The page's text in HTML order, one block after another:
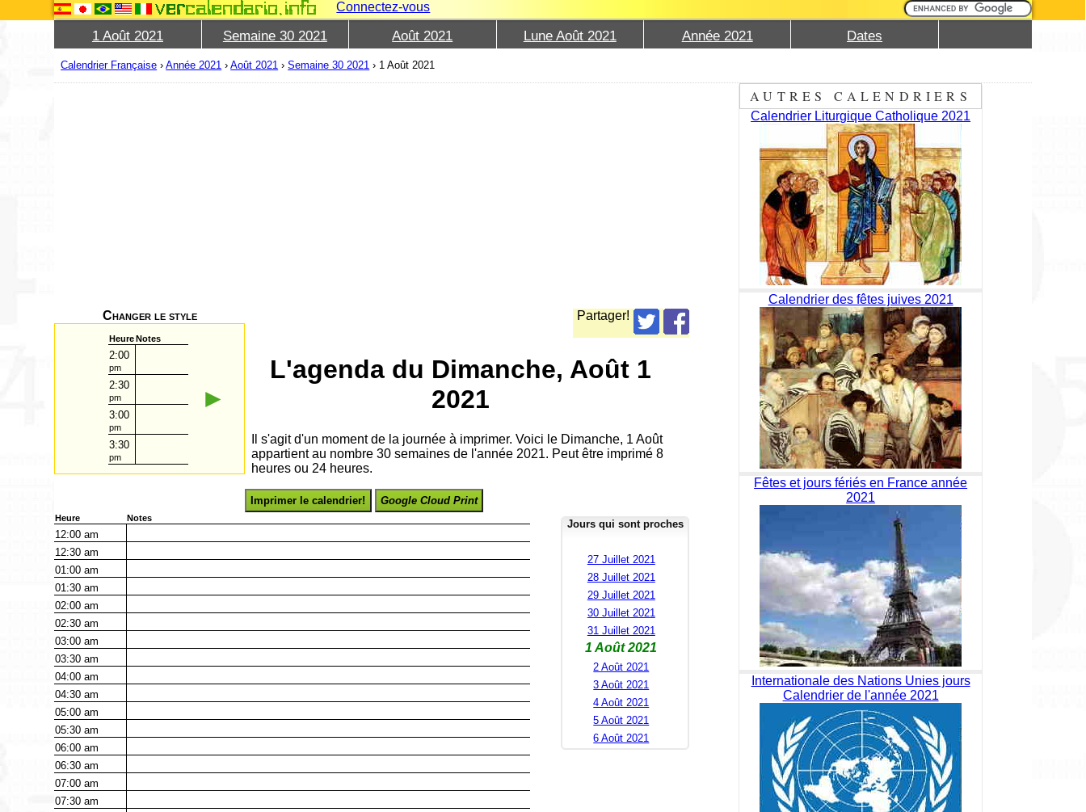
Connectez-vous
1 Août 2021 Semaine 30 2021 Août 2021 Lune Août 2021 Année 2021 Dates
Calendrier Française ›Année 2021 ›Août 2021 ›Semaine 30 2021 › 1 Août 2021
Partager!
Changer le style
HeureNotes
2:00
pm
2:30
pm
3:00
pm
3:30
pm
►
L'agenda du Dimanche, Août 1
2021
Il s'agit d'un moment de la journée à imprimer. Voici le Dimanche, 1 Août
appartient au nombre 30 semaines de l'année 2021. Peut être imprimé 8
heures ou 24 heures.
Imprimer le calendrier! Google Cloud Print
Heure Notes
12:00am
12:30am
01:00am
01:30am
02:00am
02:30am
03:00am
03:30am
04:00am
04:30am
05:00am
05:30am
06:00am
06:30am
07:00am
07:30am
Jours qui sont proches
27 Juillet 2021
28 Juillet 2021
29 Juillet 2021
30 Juillet 2021
31 Juillet 2021
1 Août 2021
2 Août 2021
3 Août 2021
4 Août 2021
5 Août 2021
6 Août 2021
AUTRES CALENDRIERS
Calendrier Liturgique Catholique 2021
Calendrier des fêtes juives 2021
Fêtes et jours fériés en France année
2021
Internationale des Nations Unies jours
Calendrier de l'année 2021